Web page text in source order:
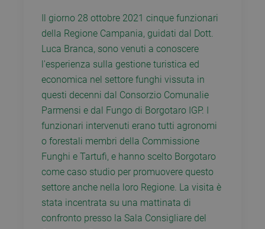
Il giorno 28 ottobre 2021 cinque funzionari
della Regione Campania, guidati dal Dott.
Luca Branca, sono venuti a conoscere
l'esperienza sulla gestione turistica ed
economica nel settore funghi vissuta in
questi decenni dal Consorzio Comunalie
Parmensi e dal Fungo di Borgotaro IGP. I
funzionari intervenuti erano tutti agronomi
o forestali membri della Commissione
Funghi e Tartufi, e hanno scelto Borgotaro
come caso studio per promuovere questo
settore anche nella loro Regione. La visita è
stata incentrata su una mattinata di
confronto presso la Sala Consigliare del